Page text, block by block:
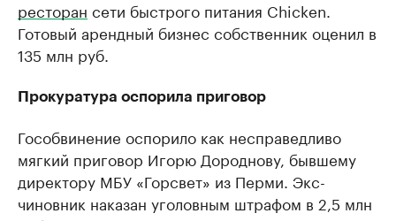
ресторан сети быстрого питания Chicken.
Готовый арендный бизнес собственник оценил в
135 млн руб.
Прокуратура оспорила приговор
Гособвинение оспорило как несправедливо
мягкий приговор Игорю Дороднову, бывшему
директору МБУ «Горсвет» из Перми. Экс-
чиновник наказан уголовным штрафом в 2,5 млн